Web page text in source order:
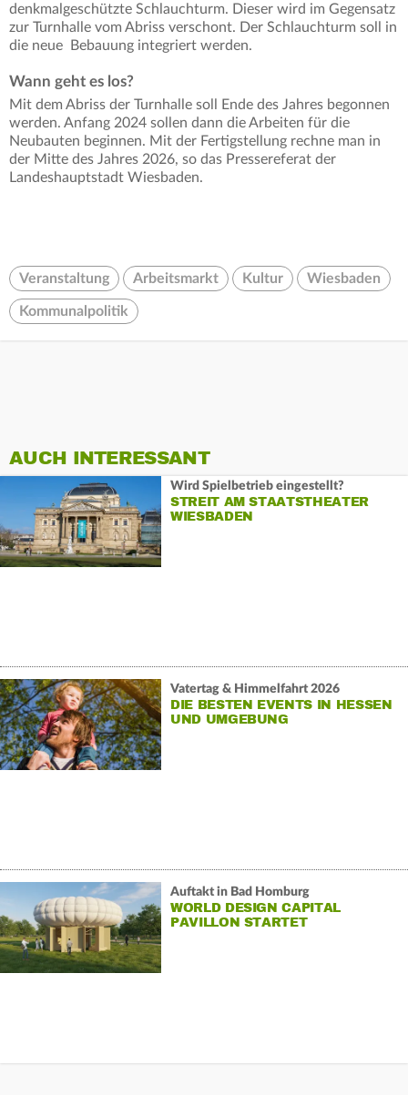
denkmalgeschützte Schlauchturm. Dieser wird im Gegensatz
zur Turnhalle vom Abriss verschont. Der Schlauchturm soll in
die neue Bebauung integriert werden.
Wann geht es los?
Mit dem Abriss der Turnhalle soll Ende des Jahres begonnen
werden. Anfang 2024 sollen dann die Arbeiten für die
Neubauten beginnen. Mit der Fertigstellung rechne man in
der Mitte des Jahres 2026, so das Pressereferat der
Landeshauptstadt Wiesbaden.
Veranstaltung Arbeitsmarkt Kultur Wiesbaden
Kommunalpolitik
AUCH INTERESSANT
Wird Spielbetrieb eingestellt?
STREIT AM STAATSTHEATER
WIESBADEN
Vatertag & Himmelfahrt 2026
DIE BESTEN EVENTS IN HESSEN
UND UMGEBUNG
Auftakt in Bad Homburg
WORLD DESIGN CAPITAL
PAVILLON STARTET